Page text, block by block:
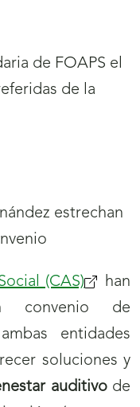
de FOAPS el
de la
(CAS)(se
abrirá
nueva
han
convenio de
entidades
soluciones y
auditivode